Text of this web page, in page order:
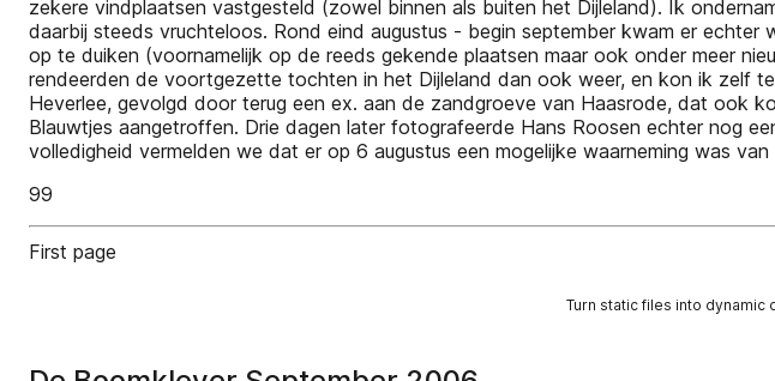
zekere vindplaatsen vastgesteld (zowel binnen als buiten het Dijleland). Ik
daarbij steeds vruchteloos. Rond eind augustus - begin september kwam er
op te duiken (voornamelijk op de reeds gekende plaatsen maar ook onder meer
rendeerden de voortgezette tochten in het Dijleland dan ook weer, en kon ik zelf
Heverlee, gevolgd door terug een ex. aan de zandgroeve van Haasrode, dat ook
Blauwtjes aangetroffen. Drie dagen later fotografeerde Hans Roosen echter nog
volledigheid vermelden we dat er op 6 augustus een mogelijke waarneming was
99
First page
Turn static files into dynamic